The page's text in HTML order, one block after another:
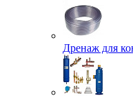
Дренаж для